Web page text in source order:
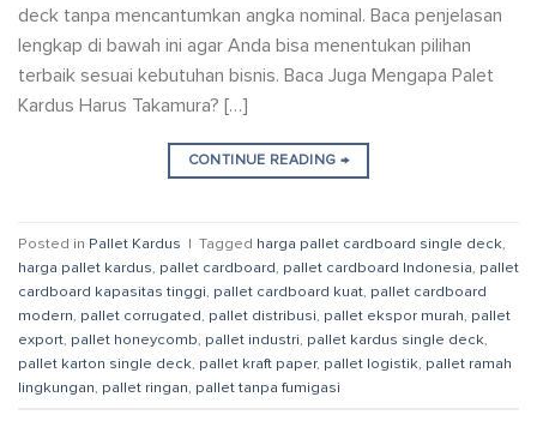
deck tanpa mencantumkan angka nominal. Baca penjelasan
lengkap di bawah ini agar Anda bisa menentukan pilihan
terbaik sesuai kebutuhan bisnis. Baca Juga Mengapa Palet
Kardus Harus Takamura? […]
CONTINUE READING →
Posted in Pallet Kardus | Tagged harga pallet cardboard single deck,
harga pallet kardus, pallet cardboard, pallet cardboard Indonesia, pallet
cardboard kapasitas tinggi, pallet cardboard kuat, pallet cardboard
modern, pallet corrugated, pallet distribusi, pallet ekspor murah, pallet
export, pallet honeycomb, pallet industri, pallet kardus single deck,
pallet karton single deck, pallet kraft paper, pallet logistik, pallet ramah
lingkungan, pallet ringan, pallet tanpa fumigasi